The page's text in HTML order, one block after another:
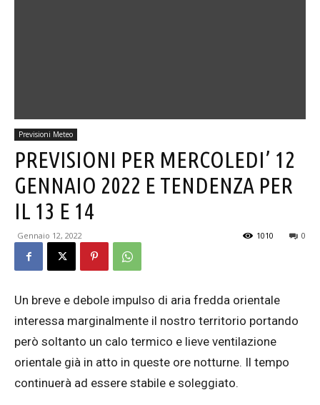
Previsioni Meteo
PREVISIONI PER MERCOLEDI’ 12
GENNAIO 2022 E TENDENZA PER
IL 13 E 14
Gennaio 12, 2022 0
1010
Un breve e debole impulso di aria fredda orientale
interessa marginalmente il nostro territorio portando
però soltanto un calo termico e lieve ventilazione
orientale già in atto in queste ore notturne. Il tempo
continuerà ad essere stabile e soleggiato.